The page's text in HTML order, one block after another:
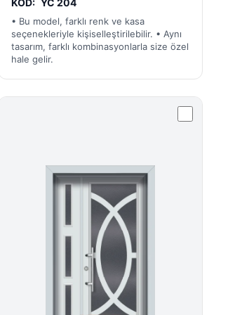
KOD: YC 204
• Bu model, farklı renk ve kasa
seçenekleriyle kişiselleştirilebilir. • Aynı
tasarım, farklı kombinasyonlarla size özel
hale gelir.